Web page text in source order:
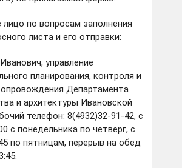
по вопросам заполнения
листа и его отправки:
управление
планирования, контроля и
Департамента
и архитектуры Ивановской
телефон: 8(4932)32-91-42, с
с понедельника по четверг, с
по пятницам, перерыв на обед